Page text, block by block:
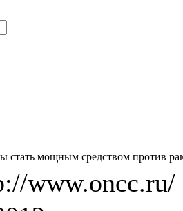
стать мощным средством против
www.oncc.ru/